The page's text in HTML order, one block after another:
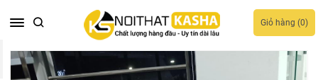
Giỏ hàng (0)